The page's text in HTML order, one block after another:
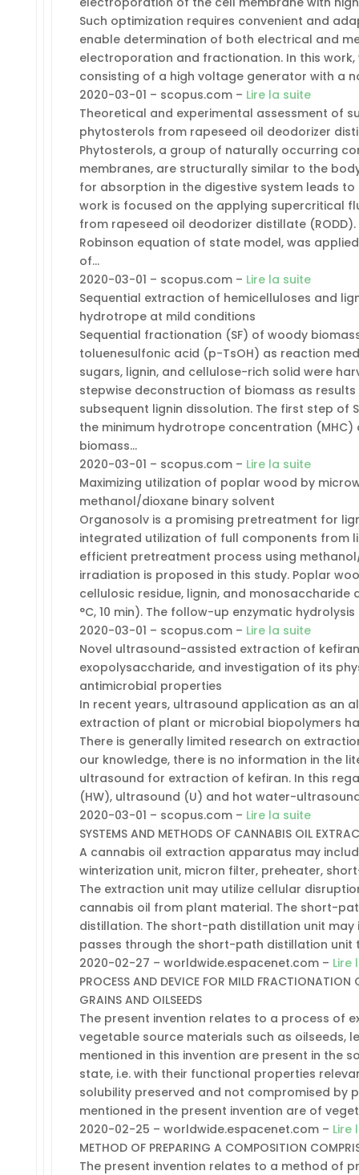
Such optimization requires convenient and
enable determination of both electrical and
electroporation and fractionation. In this work,
consisting of a high voltage generator with a
2020-03-01 – scopus.com – Lire la suite
Theoretical and experimental assessment of
phytosterols from rapeseed oil deodorizer
Phytosterols, a group of naturally occurring
membranes, are structurally similar to the
for absorption in the digestive system leads
work is focused on the applying supercritical
from rapeseed oil deodorizer distillate
Robinson equation of state model, was
of…
2020-03-01 – scopus.com – Lire la suite
Sequential extraction of hemicelluloses and
hydrotrope at mild conditions
Sequential fractionation (SF) of woody
toluenesulfonic acid (p-TsOH) as reaction
sugars, lignin, and cellulose-rich solid were
stepwise deconstruction of biomass as
subsequent lignin dissolution. The first step of
the minimum hydrotrope concentration (MHC)
biomass…
2020-03-01 – scopus.com – Lire la suite
Maximizing utilization of poplar wood by
methanol/dioxane binary solvent
Organosolv is a promising pretreatment for
integrated utilization of full components from
efficient pretreatment process using
irradiation is proposed in this study. Poplar
cellulosic residue, lignin, and monosaccharide
°C, 10 min). The follow-up enzymatic
2020-03-01 – scopus.com – Lire la suite
Novel ultrasound-assisted extraction of
exopolysaccharide, and investigation of its
antimicrobial properties
In recent years, ultrasound application as an
extraction of plant or microbial biopolymers
There is generally limited research on
our knowledge, there is no information in the
ultrasound for extraction of kefiran. In this
(HW), ultrasound (U) and hot water-
2020-03-01 – scopus.com – Lire la suite
SYSTEMS AND METHODS OF CANNABIS OIL
A cannabis oil extraction apparatus may
winterization unit, micron filter, preheater,
The extraction unit may utilize cellular
cannabis oil from plant material. The short-
distillation. The short-path distillation unit
passes through the short-path distillation unit
2020-02-27 – worldwide.espacenet.com – Lire
PROCESS AND DEVICE FOR MILD FRACTIONATION
GRAINS AND OILSEEDS
The present invention relates to a process of
vegetable source materials such as oilseeds,
mentioned in this invention are present in the
state, i.e. with their functional properties
solubility preserved and not compromised by
mentioned in the present invention are of
2020-02-25 – worldwide.espacenet.com – Lire
METHOD OF PREPARING A COMPOSITION
The present invention relates to a method of